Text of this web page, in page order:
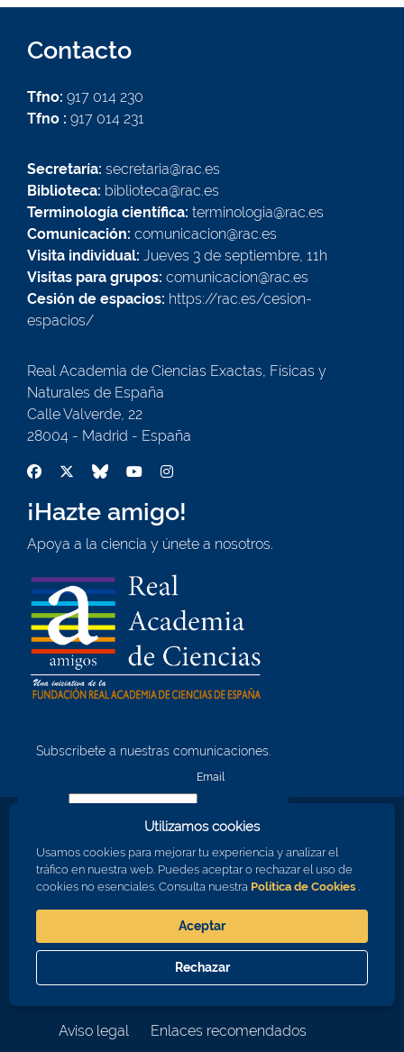
Contacto
Tfno: 917 014 230
Tfno : 917 014 231
Secretaría: secretaria@rac.es
Biblioteca: biblioteca@rac.es
Terminología científica: terminologia@rac.es
Comunicación: comunicacion@rac.es
Visita individual: Jueves 3 de septiembre, 11h
Visitas para grupos: comunicacion@rac.es
Cesión de espacios: https://rac.es/cesion-
espacios/
Real Academia de Ciencias Exactas, Físicas y
Naturales de España
Calle Valverde, 22
28004 - Madrid - España
¡Hazte amigo!
Apoya a la ciencia y únete a nosotros.
Aviso legal Enlaces recomendados
Subscríbete a nuestras comunicaciones.
Email
Nombre
Apellidos
Consiento en recibir comunicaciones sobre los eventos de la RAC
Aceptar Cerrar
Utilizamos cookies
Usamos cookies para mejorar tu experiencia y analizar el
tráfico en nuestra web. Puedes aceptar o rechazar el uso de
cookies no esenciales. Consulta nuestra Política de Cookies .
Aceptar
Rechazar